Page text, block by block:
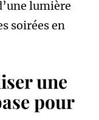
lumière
soirées en
une
pour